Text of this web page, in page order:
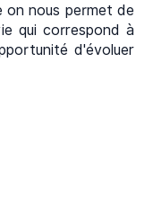
on nous permet de
qui correspond à
d'évoluer